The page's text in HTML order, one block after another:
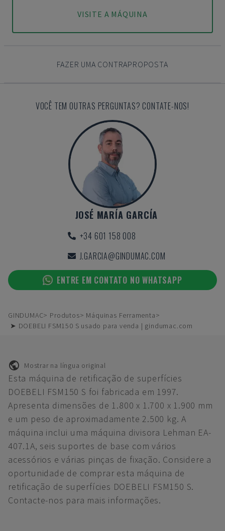
VISITE A MÁQUINA
FAZER UMA CONTRAPROPOSTA
VOCÊ TEM OUTRAS PERGUNTAS? CONTATE-NOS!
JOSÉ MARÍA GARCÍA
+34 601 158 008
J.GARCIA@GINDUMAC.COM
ENTRE EM CONTATO NO WHATSAPP
GINDUMAC Produtos
Máquinas Ferramenta
➤ DOEBELI FSM150 S usado para venda | gindumac.com
Mostrar na língua original
Esta máquina de retificação de superfícies
DOEBELI FSM150 S foi fabricada em 1997.
Apresenta dimensões de 1.800 x 1.700 x 1.900 mm
e um peso de aproximadamente 2.500 kg. A
máquina inclui uma máquina divisora Lehman EA-
407.1A, seis suportes de base com vários
acessórios e várias pinças de fixação. Considere a
oportunidade de comprar esta máquina de
retificação de superfícies DOEBELI FSM150 S.
Contacte-nos para mais informações.